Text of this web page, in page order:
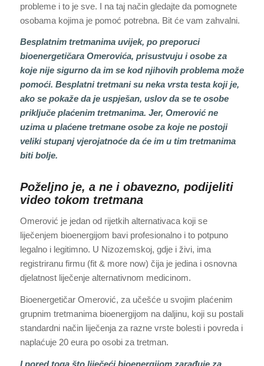
probleme i to je sve. I na taj način gledajte da pomognete
osobama kojima je pomoć potrebna. Bit će vam zahvalni.
Besplatnim tretmanima uvijek, po preporuci
bioenergetičara Omerovića, prisustvuju i osobe za
koje nije sigurno da im se kod njihovih problema može
pomoći. Besplatni tretmani su neka vrsta testa koji je,
ako se pokaže da je uspješan, uslov da se te osobe
priključe plaćenim tretmanima. Jer, Omerović ne
uzima u plaćene tretmane osobe za koje ne postoji
veliki stupanj vjerojatnoće da će im u tim tretmanima
biti bolje.
Poželjno je, a ne i obavezno, podijeliti
video tokom tretmana
Omerović je jedan od rijetkih alternativaca koji se
liječenjem bioenergijom bavi profesionalno i to potpuno
legalno i legitimno. U Nizozemskoj, gdje i živi, ima
registriranu firmu (fit & more now) čija je jedina i osnovna
djelatnost liječenje alternativnom medicinom.
Bioenergetičar Omerović, za učešće u svojim plaćenim
grupnim tretmanima bioenergijom na daljinu, koji su postali
standardni način liječenja za razne vrste bolesti i povreda i
naplaćuje 20 eura po osobi za tretman.
I pored toga što liječeći bioenergijom zarađuje za